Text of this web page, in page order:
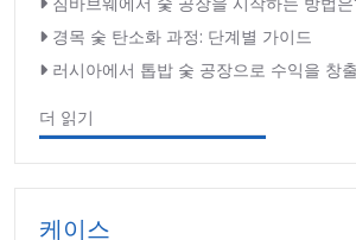
경목 숯 탄소화 과정: 단계별 가이드
러시아에서 톱밥 숯 공장으로 수익을 창
더 읽기
케이스